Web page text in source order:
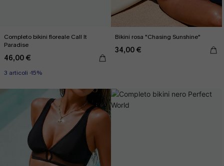
Completo bikini floreale Call It
Paradise
46,00 €
3 articoli -15%
Bikini rosa "Chasing Sunshine"
34,00 €